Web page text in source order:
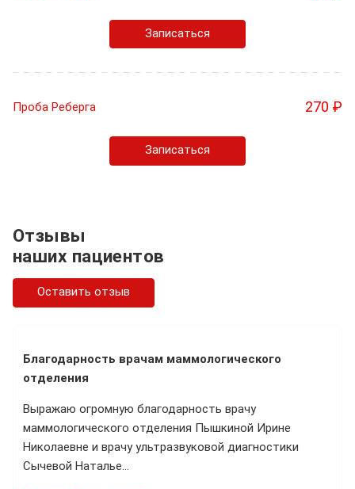
Записаться
Проба Реберга 270 ₽
Записаться
Отзывы
наших пациентов
Оставить отзыв
Благодарность врачам маммологического
отделения
Выражаю огромную благодарность врачу
маммологического отделения Пышкиной Ирине
Николаевне и врачу ультразвуковой диагностики
Сычевой Наталье…